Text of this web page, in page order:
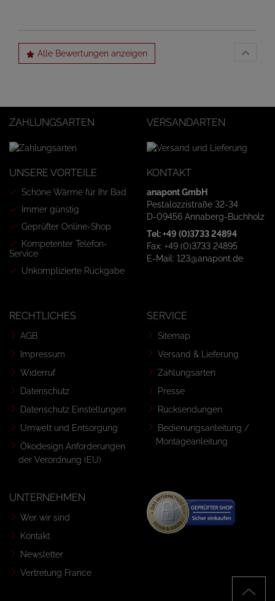
Alle Bewertungen anzeigen
ZAHLUNGSARTEN VERSANDARTEN
UNSERE VORTEILE
Schöne Wärme für Ihr Bad
Immer günstig
Geprüfter Online-Shop
Kompetenter Telefon-
Service
Unkomplizierte Rückgabe
KONTAKT
anapont GmbH
Pestalozzistraße 32-34
D-09456 Annaberg-Buchholz
Tel: +49 (0)3733 24894
Fax: +49 (0)3733 24895
E-Mail: 123@anapont.de
RECHTLICHES
AGB
Impressum
Widerruf
Datenschutz
Datenschutz Einstellungen
Umwelt und Entsorgung
Ökodesign Anforderungen
der Verordnung (EU)
SERVICE
Sitemap
Versand & Lieferung
Zahlungsarten
Presse
Rücksendungen
Bedienungsanleitung /
Montageanleitung
UNTERNEHMEN
Wer wir sind
Kontakt
Newsletter
Vertretung France